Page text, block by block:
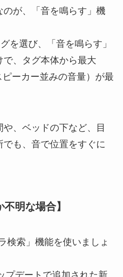
が、「音を鳴らす」機
を選び、「音を鳴らす」
、タグ本体から最大
ーカー並みの音量）が最
、ベッドの下など、目
も、音で位置をすぐに
明な場合】
検索」機能を使いましょ